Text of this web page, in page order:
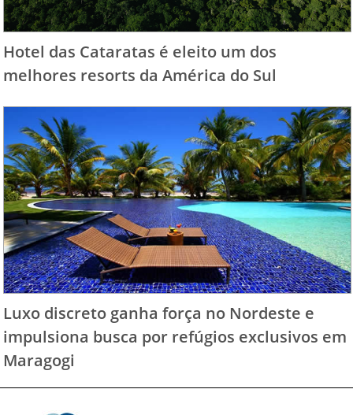
Hotel das Cataratas é eleito um dos
melhores resorts da América do Sul
Luxo discreto ganha força no Nordeste e
impulsiona busca por refúgios exclusivos em
Maragogi